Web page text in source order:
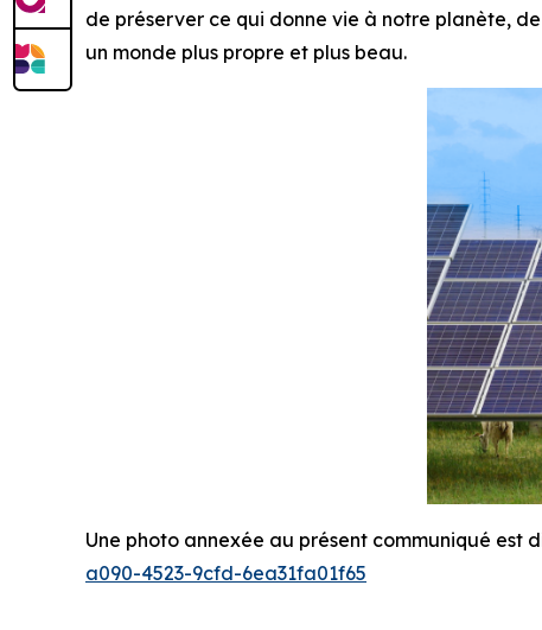
de préserver ce qui donne vie à notre planète,
un monde plus propre et plus beau.
Une photo annexée au présent communiqué est
a090-4523-9cfd-6ea31fa01f65